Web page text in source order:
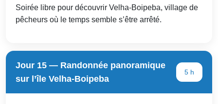
Soirée libre pour découvrir Velha-Boipeba, village de
pêcheurs où le temps semble s’être arrêté.
Jour 15 — Randonnée panoramique
sur l’île Velha-Boipeba
5 h